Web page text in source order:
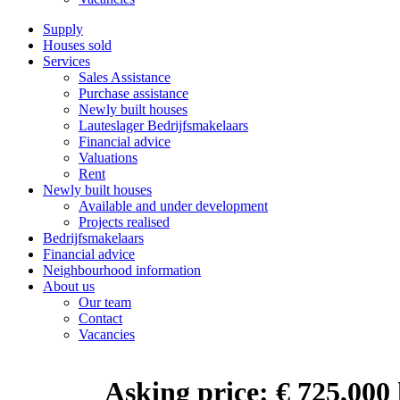
Supply
Houses sold
Services
Sales Assistance
Purchase assistance
Newly built houses
Lauteslager Bedrijfsmakelaars
Financial advice
Valuations
Rent
Newly built houses
Available and under development
Projects realised
Bedrijfsmakelaars
Financial advice
Neighbourhood information
About us
Our team
Contact
Vacancies
Asking price: €